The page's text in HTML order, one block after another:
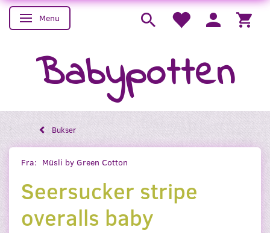
Skifte navigation
Menu
Babypotten
Bukser
Fra: Müsli by Green Cotton
Seersucker stripe
overalls baby